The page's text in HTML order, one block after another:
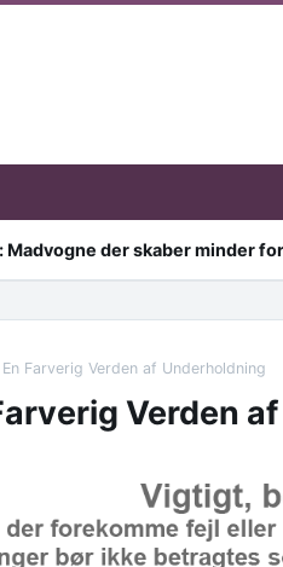
Madvogne der skaber minder
En Farverig Verden af Underholdning
Verden